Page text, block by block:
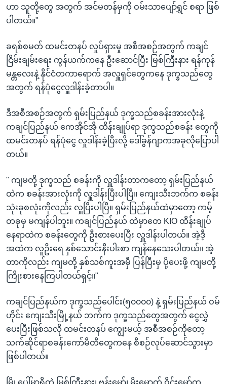
ဟာ သူတို့တွေ အတွက် အင်မတန်မှကို ဝမ်းသာပျော်ရွှင် စရာ ဖြစ်
ပါတယ်။"
ခရစ်စမတ် ထမင်းတနပ် လှုပ်ရှားမှု အစီအစဉ်အတွက် ကချင်
ငြိမ်းချမ်းရေး ကွန်ယက်ကနေ ဦးဆောင်ပြီး မြစ်ကြီးနား ရန်ကုန်
မန္တလေးနဲ့ နိုင်ငံတကာရောက် အလှူရှင်တွေကနေ ဒုက္ခသည်တွေ
အတွက် ရန်ပုံငွေလှူဒါန်းခဲ့တာပါ။
ဒီအစီအစဉ်အတွက် ရှမ်းပြည်နယ် ဒုက္ခသည်စခန်းအားလုံးနဲ့
ကချင်ပြည်နယ် ကေအိုင်အို ထိန်းချုပ်ရာ ဒုက္ခသည်စခန်း တွေကို
ထမင်းတနပ် ရန်ပုံငွေ လှုဒါန်းခဲ့ပြီးလို့ ဒေါ်ခွန်ဂျာကအခုလိုပြောပါ
တယ်။
" ကျမတို့ ဒုက္ခသည် စခန်းကို လှူဒါန်းတာကတော့ ရှမ်းပြည်နယ်
ထဲက စခန်းအားလုံးကို လှူဒါန်းပြီးပါပြီ။ ကျေးသီးဘက်က စခန်း
သုံးခုစလုံးကိုလည်း လှူပြီးပါပြီ။ ရှမ်းပြည်နယ်ထဲမှာတော့ ကမ့်
တခုမှ မကျန်ပါဘူး။ ကချင်ပြည်နယ် ထဲမှာတေ KIO ထိန်းချုပ်
နေရာထဲက စခန်းတွေကို ဦးစားပေးပြီး လှူဒါန်းပါတယ်။ အဲ့ဒီ့
အထဲက လူဦးရေ နှစ်သောင်းနီးပါးစာ ကျန်နေသေးပါတယ်။ အဲ့
တာကိုလည်း ကျမတို့ နှစ်သစ်ကူးအမှီ ပြန်ပြီးမှ ပို့ပေးဖို့ ကျမတို့
ကြိုးစားနေကြပါတယ်ရှင့်။"
ကချင်ပြည်နယ်က ဒုက္ခသည်ပေါင်း(၅၀၀၀၀) နဲ့ ရှမ်းပြည်နယ် ဝမ်
ဟိုင်း ကျေးသီးမြို့နယ် ဘက်က ဒုက္ခသည်တွေအတွက် ငွေလွှဲ
ပေးပြီးဖြစ်သလို ထမင်းတနပ် ကျွေးမယ့် အစီအစဉ်ကိုတော့
သက်ဆိုင်ရာစခန်းကော်မီတီတွေကနေ စီစဉ်လုပ်ဆောင်သွားမှာ
ဖြစ်ပါတယ်။
မြို့ပေါ်မှာရှိတဲ့ မြစ်ကြီးနား၊ ဗန်းမော်၊ မိုးမောက် ဝိုင်းမော်က